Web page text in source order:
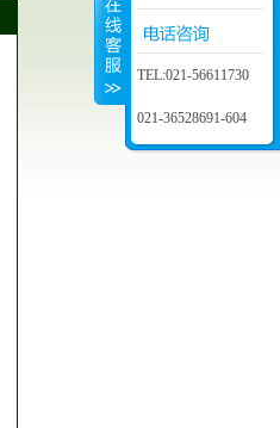
TEL:021-56611730
021-36528691-604